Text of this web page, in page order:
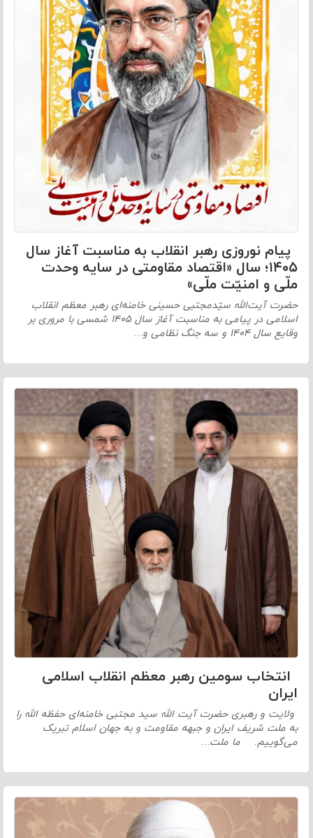
پیام نوروزی رهبر انقلاب به مناسبت آغاز سال
۱۴۰۵؛ سال «اقتصاد مقاومتی در سایه وحدت
ملّی و امنیّت ملّی»
حضرت آیت‌الله سیّدمجتبی حسینی خامنه‌ای رهبر معظم انقلاب
اسلامی در پیامی به مناسبت آغاز سال ۱۴۰۵ شمسی با مروری بر
وقایع سال ۱۴۰۴ و سه جنگ نظامی و…
انتخاب سومین رهبر معظم انقلاب اسلامی
ایران
ولایت و رهبری حضرت آیت الله سید مجتبی خامنه‌ای حفظه الله را
به ملت شریف ایران و جبهه مقاومت و به جهان اسلام تبریک
می‌گوییم. ما ملت…